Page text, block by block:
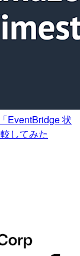
EventBridge 状
してみた